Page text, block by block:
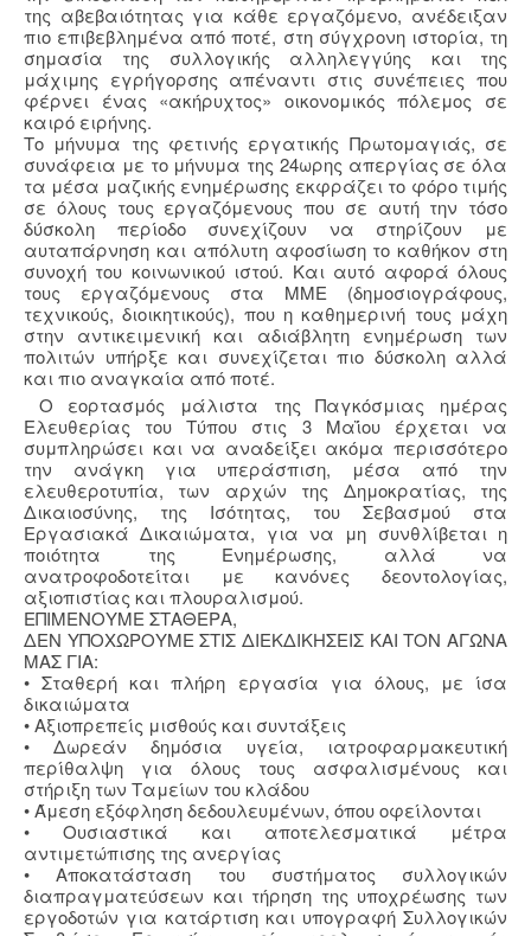
της αβεβαιότητας για κάθε εργαζόμενο, ανέδειξαν
πιο επιβεβλημένα από ποτέ, στη σύγχρονη ιστορία, τη
σημασία της συλλογικής αλληλεγγύης και της
μάχιμης εγρήγορσης απέναντι στις συνέπειες που
φέρνει ένας «ακήρυχτος» οικονομικός πόλεμος σε
καιρό ειρήνης.
Το μήνυμα της φετινής εργατικής Πρωτομαγιάς, σε
συνάφεια με το μήνυμα της 24ωρης απεργίας σε όλα
τα μέσα μαζικής ενημέρωσης εκφράζει το φόρο τιμής
σε όλους τους εργαζόμενους που σε αυτή την τόσο
δύσκολη περίοδο συνεχίζουν να στηρίζουν με
αυταπάρνηση και απόλυτη αφοσίωση το καθήκον στη
συνοχή του κοινωνικού ιστού. Και αυτό αφορά όλους
τους εργαζόμενους στα ΜΜΕ (δημοσιογράφους,
τεχνικούς, διοικητικούς), που η καθημερινή τους μάχη
στην αντικειμενική και αδιάβλητη ενημέρωση των
πολιτών υπήρξε και συνεχίζεται πιο δύσκολη αλλά
και πιο αναγκαία από ποτέ.
Ο εορτασμός μάλιστα της Παγκόσμιας ημέρας
Ελευθερίας του Τύπου στις 3 Μαΐου έρχεται να
συμπληρώσει και να αναδείξει ακόμα περισσότερο
την ανάγκη για υπεράσπιση, μέσα από την
ελευθεροτυπία, των αρχών της Δημοκρατίας, της
Δικαιοσύνης, της Ισότητας, του Σεβασμού στα
Εργασιακά Δικαιώματα, για να μη συνθλίβεται η
ποιότητα της Ενημέρωσης, αλλά να
ανατροφοδοτείται με κανόνες δεοντολογίας,
αξιοπιστίας και πλουραλισμού.
ΕΠΙΜΕΝΟΥΜΕ ΣΤΑΘΕΡΑ,
ΔΕΝ ΥΠΟΧΩΡΟΥΜΕ ΣΤΙΣ ΔΙΕΚΔΙΚΗΣΕΙΣ ΚΑΙ ΤΟΝ ΑΓΩΝΑ
ΜΑΣ ΓΙΑ:
• Σταθερή και πλήρη εργασία για όλους, με ίσα
δικαιώματα
• Αξιοπρεπείς μισθούς και συντάξεις
• Δωρεάν δημόσια υγεία, ιατροφαρμακευτική
περίθαλψη για όλους τους ασφαλισμένους και
στήριξη των Ταμείων του κλάδου
• Άμεση εξόφληση δεδουλευμένων, όπου οφείλονται
• Ουσιαστικά και αποτελεσματικά μέτρα
αντιμετώπισης της ανεργίας
• Αποκατάσταση του συστήματος συλλογικών
διαπραγματεύσεων και τήρηση της υποχρέωσης των
εργοδοτών για κατάρτιση και υπογραφή Συλλογικών